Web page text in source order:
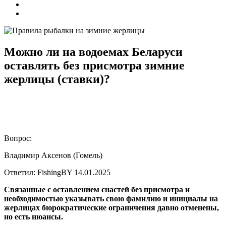
Можно ли на водоемах Беларуси
оставлять без присмотра зимние
жерлицы (ставки)?
Вопрос:
Владимир Аксенов (Гомель)
Ответил: FishingBY 14.01.2025
Связанные с оставлением снастей без присмотра и
необходимостью указывать свою фамилию и инициалы на
жерлицах бюрократические ограничения давно отменены,
но есть нюансы.